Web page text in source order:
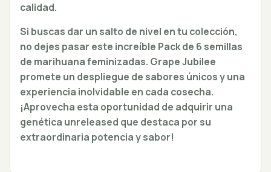
calidad.
Si buscas dar un salto de nivel en tu colección,
no dejes pasar este increíble Pack de 6 semillas
de marihuana feminizadas. Grape Jubilee
promete un despliegue de sabores únicos y una
experiencia inolvidable en cada cosecha.
¡Aprovecha esta oportunidad de adquirir una
genética unreleased que destaca por su
extraordinaria potencia y sabor!